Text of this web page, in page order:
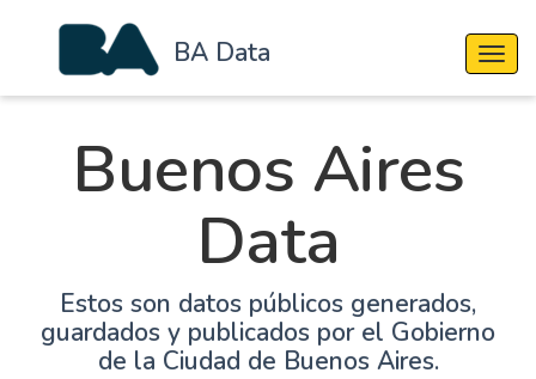
BA Data
Buenos Aires
Data
Estos son datos públicos generados,
guardados y publicados por el Gobierno
de la Ciudad de Buenos Aires.